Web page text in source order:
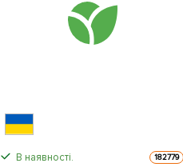
В наявності. 182779